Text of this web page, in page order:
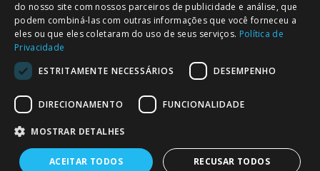
NOTÍCIAS/COMUNICADOS
Notícias
Comunicados
© 2026 Associação Futebol Popular Barcelos
do nosso site com nossos parceiros de publicidade e análise, que
podem combiná-las com outras informações que você forneceu a
eles ou que eles coletaram do uso de seus serviços. Política de
Privacidade
ESTRITAMENTE NECESSÁRIOS
DESEMPENHO
DIRECIONAMENTO FUNCIONALIDADE
MOSTRAR DETALHES
ACEITAR TODOS RECUSAR TODOS